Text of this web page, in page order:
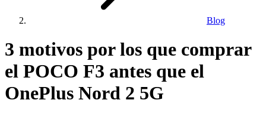
Blog
3 motivos por los que comprar
el POCO F3 antes que el
OnePlus Nord 2 5G